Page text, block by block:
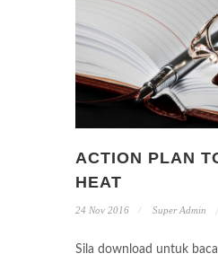
ACTION PLAN
HEAT
24 Nov 2016 Super Admin
Sila download untuk